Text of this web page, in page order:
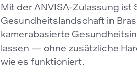
Mit der ANVISA-Zulassung ist
Gesundheitslandschaft in
kamerabasierte
lassen — ohne zusätzliche
wie es funktioniert.